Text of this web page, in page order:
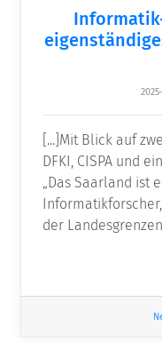
[...]Mit Blick auf
DFKI, CISPA und
„Das Saarland ist
der Landesgrenzen